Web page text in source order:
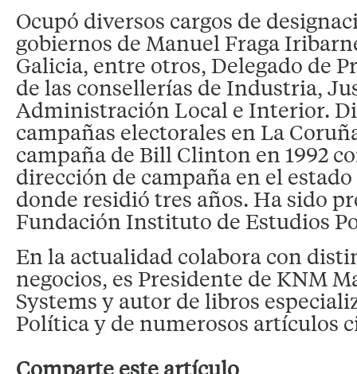
Ocupó diversos cargos de
gobiernos de Manuel Fraga
Galicia, entre otros, Delegado de
de las consellerías de Industria,
Administración Local e Interior.
campañas electorales en La
campaña de Bill Clinton en 1992
dirección de campaña en el
donde residió tres años. Ha sido
Fundación Instituto de Estudios
En la actualidad colabora con
negocios, es Presidente de KNM
Systems y autor de libros
Política y de numerosos artículos
Comparte este artículo